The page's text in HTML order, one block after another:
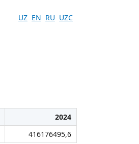
UZ EN RU UZC
2024
416176495,6